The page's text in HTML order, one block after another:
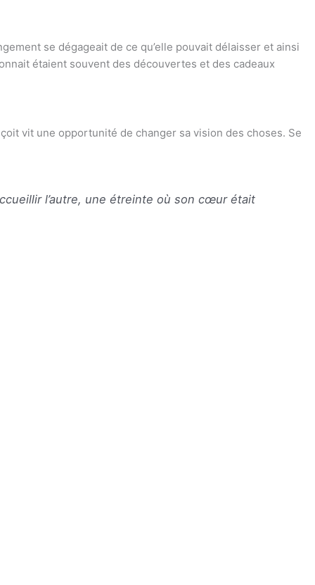
se dégageait de ce qu’elle pouvait délaisser et ainsi
étaient souvent des découvertes et des cadeaux
vit une opportunité de changer sa vision des choses. Se
l’autre, une étreinte où son cœur était